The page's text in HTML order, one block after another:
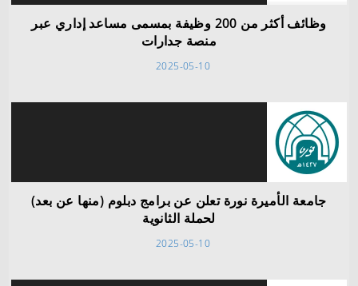
وظائف أكثر من 200 وظيفة بمسمى مساعد إداري عبر
منصة جدارات
2025-05-10
جامعة الأميرة نورة تعلن عن برامج دبلوم (منها عن بعد)
لحملة الثانوية
2025-05-10